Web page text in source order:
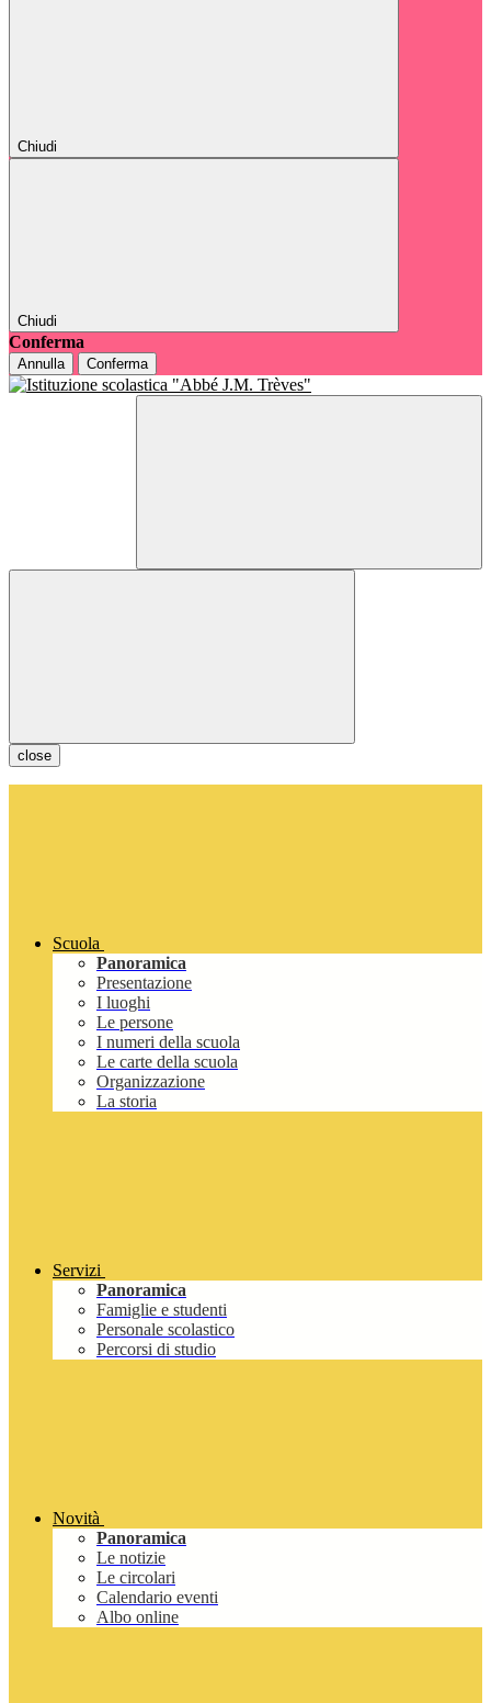
Chiudi
Chiudi
Conferma
Annulla Conferma
close
Scuola
Panoramica
Presentazione
I luoghi
Le persone
I numeri della scuola
Le carte della scuola
Organizzazione
La storia
Servizi
Panoramica
Famiglie e studenti
Personale scolastico
Percorsi di studio
Novità
Panoramica
Le notizie
Le circolari
Calendario eventi
Albo online